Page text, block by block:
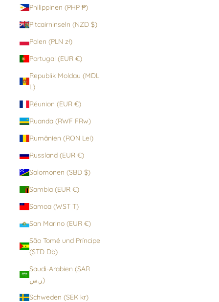
Philippinen (PHP ₱)
Pitcairninseln (NZD $)
Polen (PLN zł)
Portugal (EUR €)
Republik Moldau (MDL
L)
Réunion (EUR €)
Ruanda (RWF FRw)
Rumänien (RON Lei)
Russland (EUR €)
Salomonen (SBD $)
Sambia (EUR €)
Samoa (WST T)
San Marino (EUR €)
São Tomé und Príncipe
(STD Db)
Saudi-Arabien (SAR
ر.س)
Schweden (SEK kr)